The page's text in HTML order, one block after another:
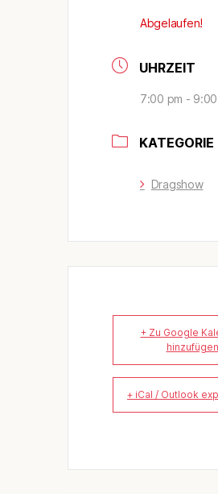
Abgelaufen!
UHRZEIT
7:00 pm -
KATEGORIE
Dragshow
+ Zu Google
hinzufügen
+ iCal / Outlook